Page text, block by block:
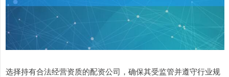
选择持有合法经营资质的配资公司，确保其受监管并遵守行业规